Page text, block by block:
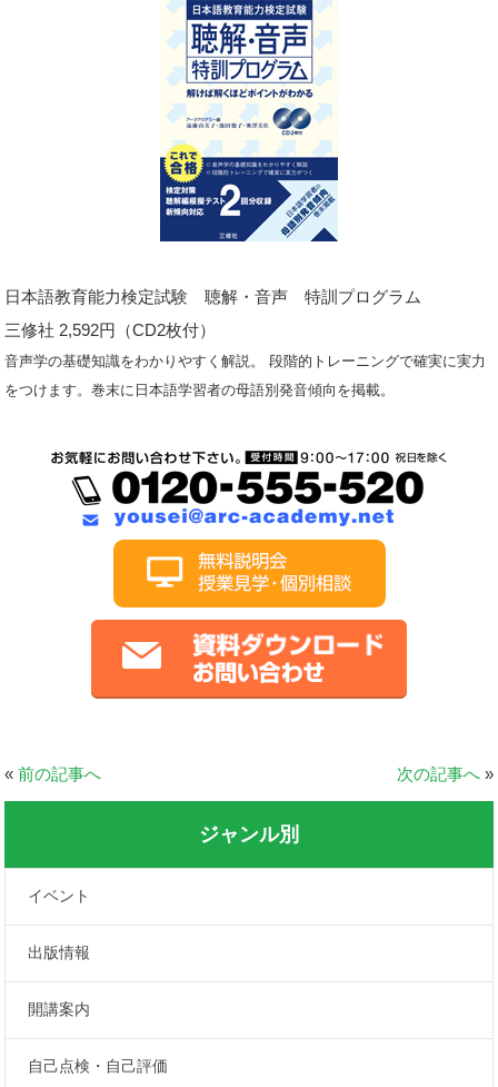
日本語教育能力検定試験 聴解・音声 特訓プログラム
三修社 2,592円（CD2枚付）
音声学の基礎知識をわかりやすく解説。 段階的トレーニングで確実に実力
をつけます。巻末に日本語学習者の母語別発音傾向を掲載。
«前の記事へ 次の記事へ»
ジャンル別
イベント
出版情報
開講案内
自己点検・自己評価